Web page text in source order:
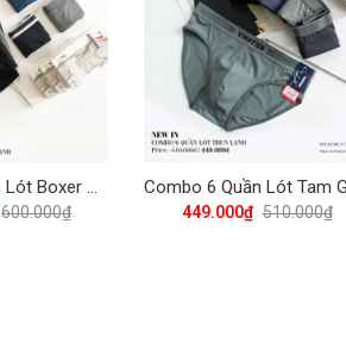
Combo 6 Quần Lót Boxer Nam Thun Lạnh Vĩnh Tiến QL - 04 - Nhiều Màu
600.000₫ 449.000₫ 510.000₫